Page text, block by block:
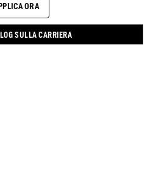
ORA
SULLA CARRIERA